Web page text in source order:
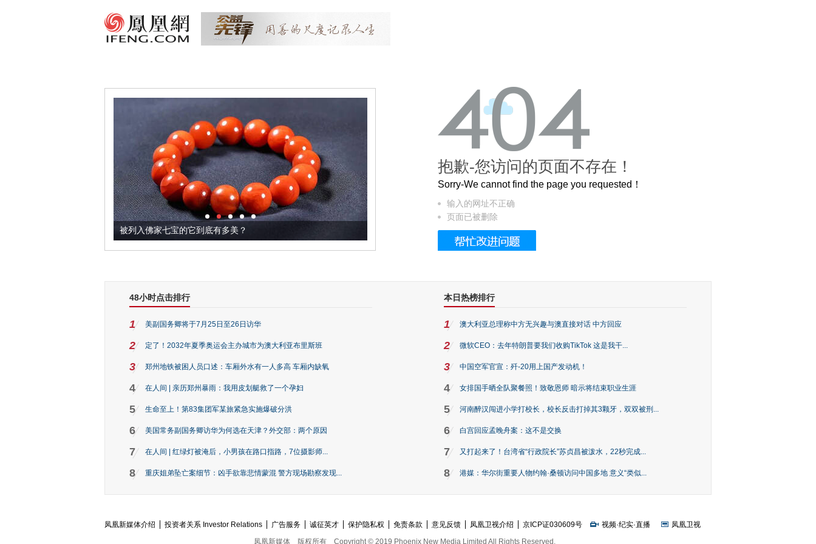
被列入佛家七宝的它到底有多美？ 这个3.2米的长卷，还原了600岁的紫禁城
抱歉-您访问的页面不存在！
Sorry-We cannot find the page you requested！
输入的网址不正确
页面已被删除
48小时点击排行
1 美副国务卿将于7月25日至26日访华
2 定了！2032年夏季奥运会主办城市为澳大利亚布里斯班
3 郑州地铁被困人员口述：车厢外水有一人多高 车厢内缺氧
4 在人间 | 亲历郑州暴雨：我用皮划艇救了一个孕妇
5 生命至上！第83集团军某旅紧急实施爆破分洪
6 美国常务副国务卿访华为何选在天津？外交部：两个原因
7 在人间 | 红绿灯被淹后，小男孩在路口指路，7位摄影师...
8 重庆姐弟坠亡案细节：凶手欲靠悲情蒙混 警方现场勘察发现...
本日热榜排行
1 澳大利亚总理称中方无兴趣与澳直接对话 中方回应
2 微软CEO：去年特朗普要我们收购TikTok 这是我干...
3 中国空军官宣：歼-20用上国产发动机！
4 女排国手晒全队聚餐照！致敬恩师 暗示将结束职业生涯
5 河南醉汉闯进小学打校长，校长反击打掉其3颗牙，双双被刑...
6 白宫回应孟晚舟案：这不是交换
7 又打起来了！台湾省“行政院长”苏贞昌被泼水，22秒完成...
8 港媒：华尔街重要人物约翰·桑顿访问中国多地 意义“类似...
凤凰新媒体介绍 投资者关系 Investor Relations 广告服务 诚征英才 保护隐私权 免责条款 意见反馈 凤凰卫视介绍 京ICP证030609号 视频·纪实·直播
凤凰卫视
凤凰新媒体
版权所有 Copyright © 2019 Phoenix New Media Limited All Rights Reserved.